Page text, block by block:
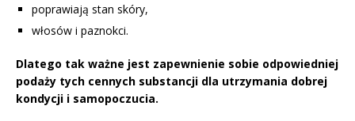
poprawiają stan skóry,
włosów i paznokci.
Dlatego tak ważne jest zapewnienie sobie odpowiedniej
podaży tych cennych substancji dla utrzymania dobrej
kondycji i samopoczucia.